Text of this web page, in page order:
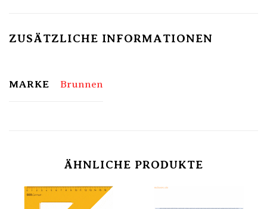
ZUSÄTZLICHE INFORMATIONEN
MARKE Brunnen
ÄHNLICHE PRODUKTE